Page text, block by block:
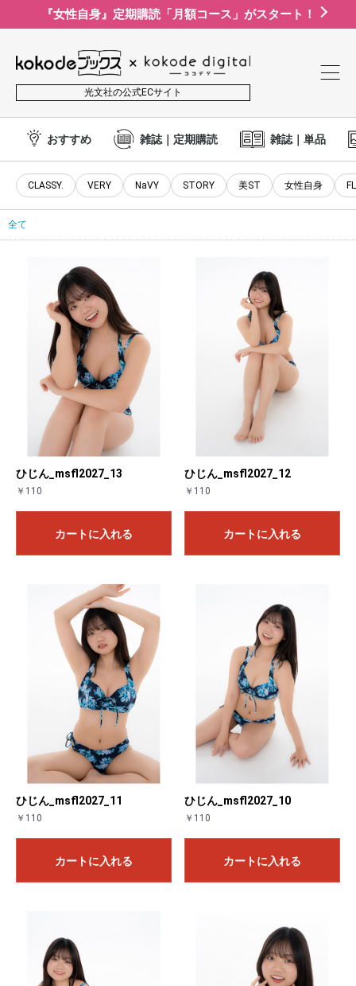
『女性自身』定期購読「月額コース」がスタート！
光文社の公式ECサイト
おすすめ 雑誌｜定期購読 雑誌｜単品
CLASSY. VERY NaVY STORY 美ST 女性自身
全て
ひじん_msfl2027_13
￥110
カートに入れる
ひじん_msfl2027_12
￥110
カートに入れる
ひじん_msfl2027_11
￥110
カートに入れる
ひじん_msfl2027_10
￥110
カートに入れる